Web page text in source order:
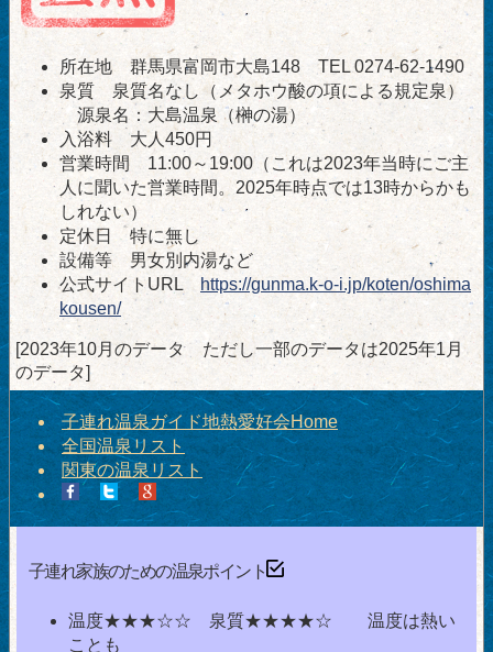
所在地 群馬県富岡市大島148 TEL 0274-62-1490
泉質 泉質名なし（メタホウ酸の項による規定泉）
源泉名：大島温泉（榊の湯）
入浴料 大人450円
営業時間 11:00～19:00（これは2023年当時にご主
人に聞いた営業時間。2025年時点では13時からかも
しれない）
定休日 特に無し
設備等 男女別内湯など
公式サイトURL
https://gunma.k-o-i.jp/koten/oshima
kousen/
[2023年10月のデータ ただし一部のデータは2025年1月
のデータ]
子連れ温泉ガイド地熱愛好会Home
全国温泉リスト
関東の温泉リスト
子連れ家族のための温泉ポイント
温度★★★☆☆ 泉質★★★★☆ 温度は熱い
ことも